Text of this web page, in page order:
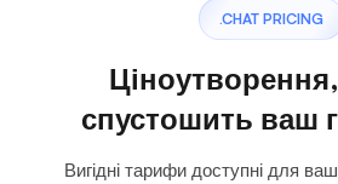
.CHAT PRICING
спустошить ваш
Вигідні тарифи доступні для